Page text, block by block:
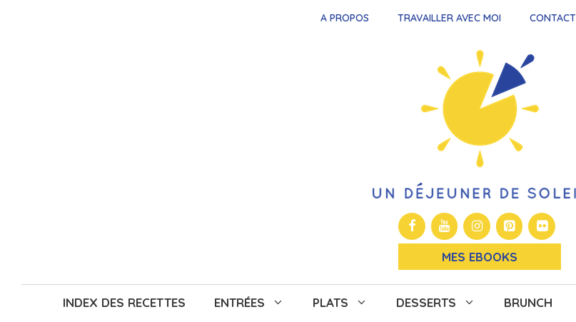
A PROPOS TRAVAILLER AVEC MOI CONTACT
MES EBOOKS
INDEX DES RECETTES ENTRÉES PLATS DESSERTS BRUNCH